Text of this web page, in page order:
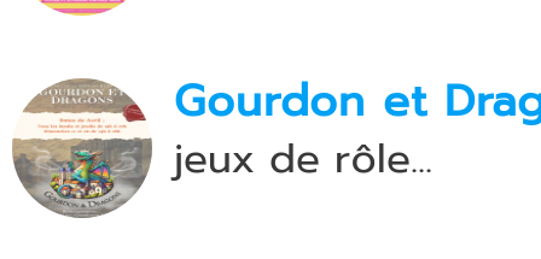
Gourdon et
jeux de rôle...